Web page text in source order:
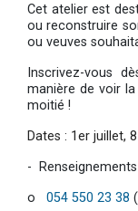
Cet atelier est
ou reconstruire
ou veuves
Inscrivez-vous
manière de voir
moitié !
Dates : 1er juillet,
-
o 054 550 23 38